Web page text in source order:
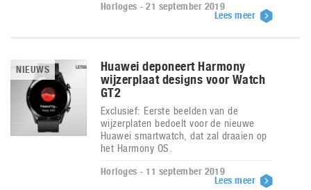
Horloges - 21 september 2019
Lees meer
NIEUWS
Huawei deponeert Harmony
wijzerplaat designs voor Watch
GT2
Exclusief: Eerste beelden van de
wijzerplaten bedoelt voor de nieuwe
Huawei smartwatch, dat zal draaien op
het Harmony OS.
Horloges - 11 september 2019
Lees meer